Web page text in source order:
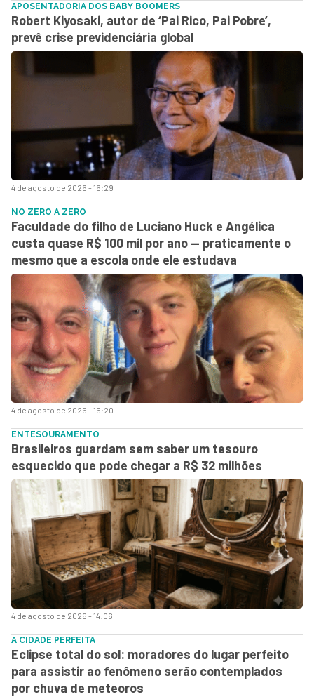
4 de agosto de 2026 - 16:29
APOSENTADORIA DOS BABY BOOMERS
Robert Kiyosaki, autor de ‘Pai Rico, Pai Pobre’,
prevê crise previdenciária global
4 de agosto de 2026 - 15:20
NO ZERO A ZERO
Faculdade do filho de Luciano Huck e Angélica
custa quase R$ 100 mil por ano — praticamente o
mesmo que a escola onde ele estudava
4 de agosto de 2026 - 14:06
ENTESOURAMENTO
Brasileiros guardam sem saber um tesouro
esquecido que pode chegar a R$ 32 milhões
A CIDADE PERFEITA
Eclipse total do sol: moradores do lugar perfeito
para assistir ao fenômeno serão contemplados
por chuva de meteoros